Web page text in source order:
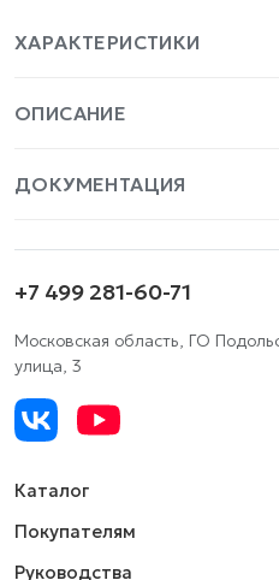
ХАРАКТЕРИСТИКИ
ОПИСАНИЕ
ДОКУМЕНТАЦИЯ
+7 499 281-60-71
Московская область, ГО
улица, 3
Каталог
Покупателям
Руководства